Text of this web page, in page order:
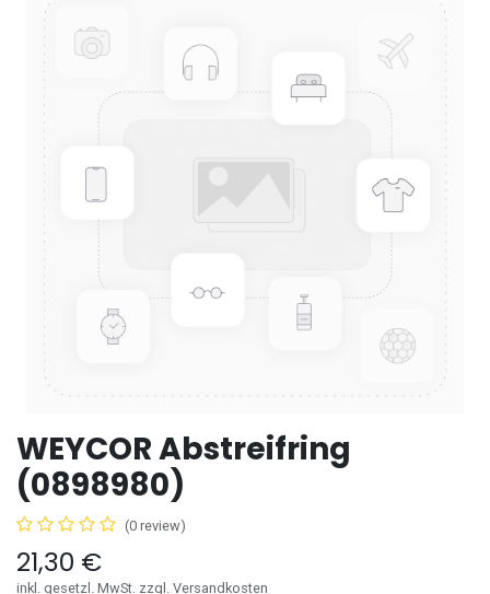
WEYCOR Abstreifring
(0898980)
(0 review)
21,30 €
inkl. gesetzl. MwSt. zzgl. Versandkosten